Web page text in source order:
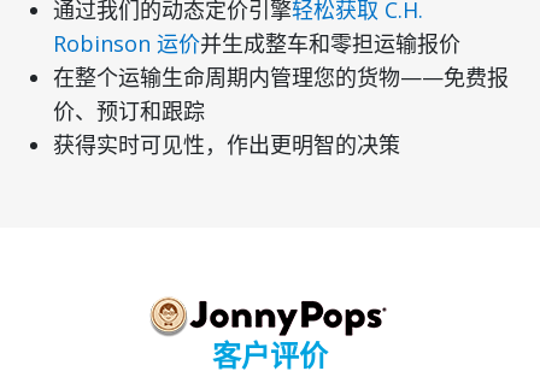
通过我们的动态定价引擎轻松获取 C.H.
Robinson 运价并生成整车和零担运输报价
在整个运输生命周期内管理您的货物——免费报
价、预订和跟踪
获得实时可见性，作出更明智的决策
客户评价